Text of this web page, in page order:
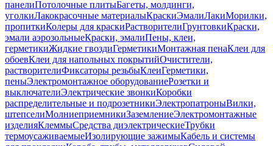
панелиПотолочные плитыБагеты, молдинги,
уголкиЛакокрасочные материалыКраскиЭмалиЛакиМорилки,
пропиткиКолеры для краскиРастворителиГрунтовкиКраски,
эмали аэрозольныеКраски, эмалиПены, клеи,
герметикиЖидкие гвоздиГерметикиМонтажная пенаКлеи для
обоевКлеи для напольных покрытийОчистители,
растворителиФиксаторы резьбыКлеиГерметики,
пеныЭлектромонтажное оборудованиеРозетки и
выключателиЭлектрические звонкиКоробки
распределительные и подрозетникиЭлектропатроныВилки,
штепселиМолниеприемникиЗаземлениеЭлектромонтажные
изделияКлеммыСредства диэлектрическиеТрубки
термоусаживаемыеИзолирующие зажимыКабель и системы